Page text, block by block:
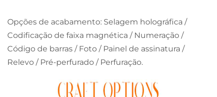
Opções de acabamento: Selagem holográfica /
Codificação de faixa magnética / Numeração /
Código de barras / Foto / Painel de assinatura /
Relevo / Pré-perfurado / Perfuração.